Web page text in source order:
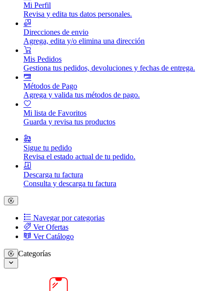
Mi Perfil
Revisa y edita tus datos personales.
Direcciones de envio
Agrega, edita y/o elimina una dirección
Mis Pedidos
Gestiona tus pedidos, devoluciones y fechas de entrega.
Métodos de Pago
Agrega y valida tus métodos de pago.
Mi lista de Favoritos
Guarda y revisa tus productos
Sigue tu pedido
Revisa el estado actual de tu pedido.
Descarga tu factura
Consulta y descarga tu factura
Navegar por categorias
Ver Ofertas
Ver Catálogo
Categorías